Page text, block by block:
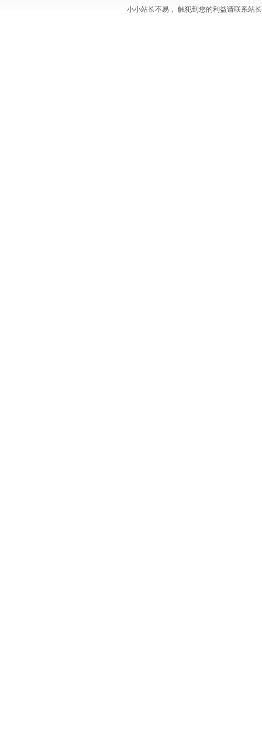
小小站长不易， 触犯到您的利益请联系站